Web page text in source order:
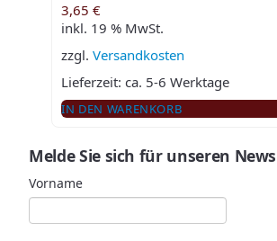
3,65 €
inkl. 19 % MwSt.
zzgl. Versandkosten
Lieferzeit: ca. 5-6 Werktage
IN DEN WARENKORB
Melde Sie sich für unseren
Vorname